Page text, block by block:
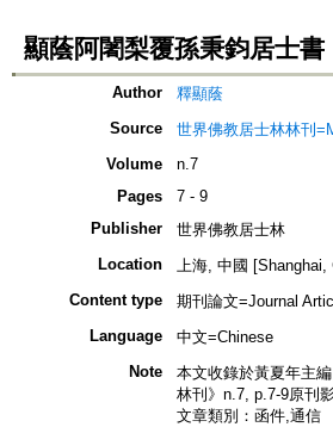
顯蔭阿闍梨覆孫秉鈞居士書
Author
釋顯蔭
Source
世界佛教居士林林刊
Volume
n.7
Pages
7 - 9
Publisher
世界佛教居士林
Location
上海, 中國 [Shanghai,
Content type
期刊論文=Journal
Language
中文=Chinese
Note
本文收錄於黃夏年主
林刊》n.7, p.7-9原刊
文章類別：函件,通信